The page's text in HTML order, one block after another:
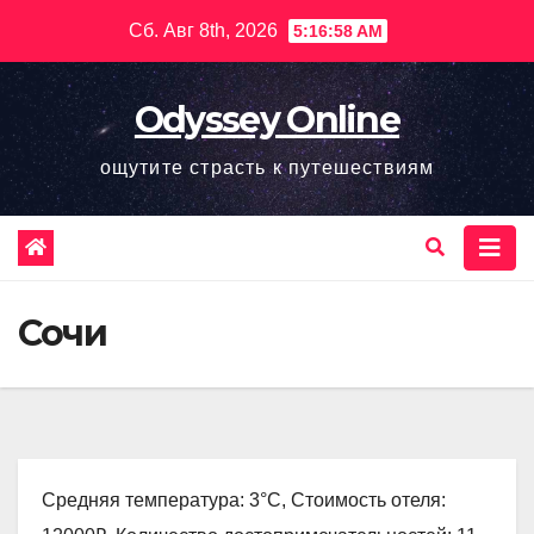
содержимому
Сб. Авг 8th, 2026 5:16:59 AM
Odyssey Online
ощутите страсть к путешествиям
Сочи
Средняя температура: 3°C, Стоимость отеля: